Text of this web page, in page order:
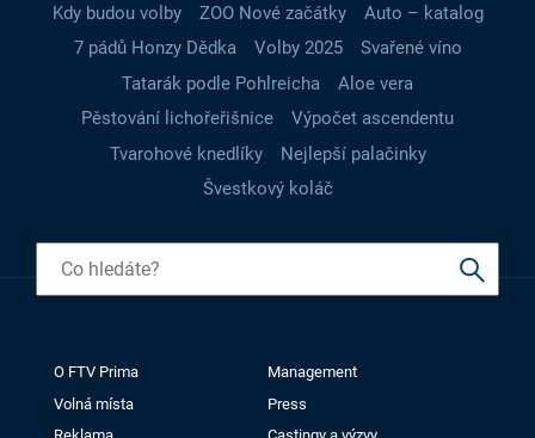
Kdy budou volby
ZOO Nové začátky
Auto – katalog
7 pádů Honzy Dědka
Volby 2025
Svařené víno
Tatarák podle Pohlreicha
Aloe vera
Pěstování lichořeřišnice
Výpočet ascendentu
Tvarohové knedlíky
Nejlepší palačinky
Švestkový koláč
O FTV Prima
Management
Volná místa
Press